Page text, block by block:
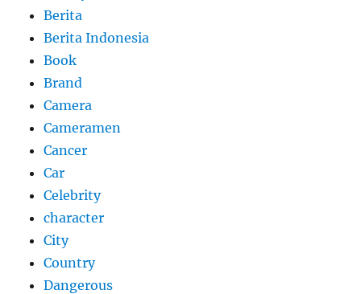
Berita
Berita Indonesia
Book
Brand
Camera
Cameramen
Cancer
Car
Celebrity
character
City
Country
Dangerous